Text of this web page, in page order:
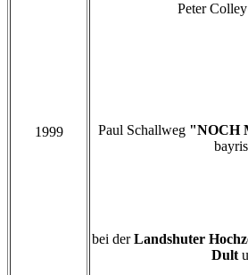
1999
Peter Colley
Paul Schallweg "NOCH
bei derLandshuter
Dult